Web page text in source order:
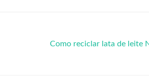
Como reciclar lata de leite